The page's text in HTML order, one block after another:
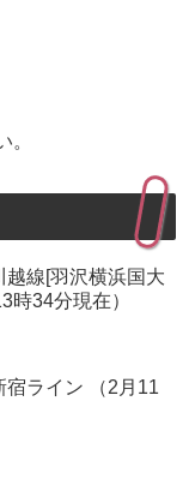
。
越線[羽沢横浜国大
時34分現在）
宿ライン （2月11